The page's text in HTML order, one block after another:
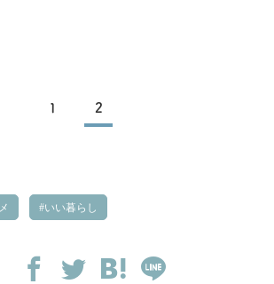
1 2
いい暮らし